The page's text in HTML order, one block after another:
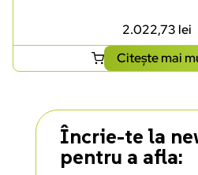
2.022,73 lei
Citește mai
Încrie-te la
pentru a afla: